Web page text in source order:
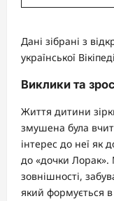
Дані зібрані з
української
Виклики та
Життя дитини
змушена була
інтерес до неї як
до «дочки Лорак».
зовнішності,
який формується в